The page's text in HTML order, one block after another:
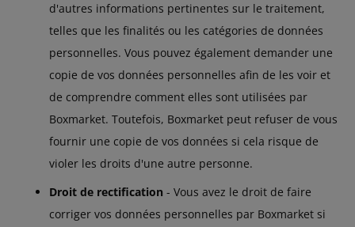
d'autres informations pertinentes sur le traitement,
telles que les finalités ou les catégories de données
personnelles. Vous pouvez également demander une
copie de vos données personnelles afin de les voir et
de comprendre comment elles sont utilisées par
Boxmarket. Toutefois, Boxmarket peut refuser de vous
fournir une copie de vos données si cela risque de
violer les droits d'une autre personne.
Droit de rectification - Vous avez le droit de faire
corriger vos données personnelles par Boxmarket si